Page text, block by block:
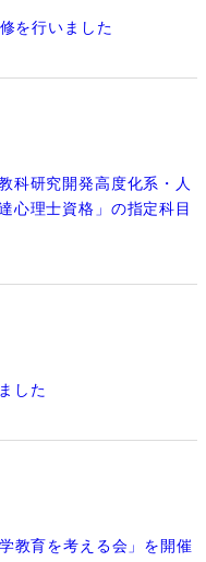
を行いました
科研究開発高度化系・人
心理士資格」の指定科目
した
教育を考える会」を開催